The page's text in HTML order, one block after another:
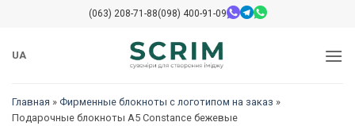
content
(063) 208-71-88(098) 400-91-09
UA
Главная » Фирменные блокноты с логотипом на заказ »
Подарочные блокноты A5 Constance бежевые